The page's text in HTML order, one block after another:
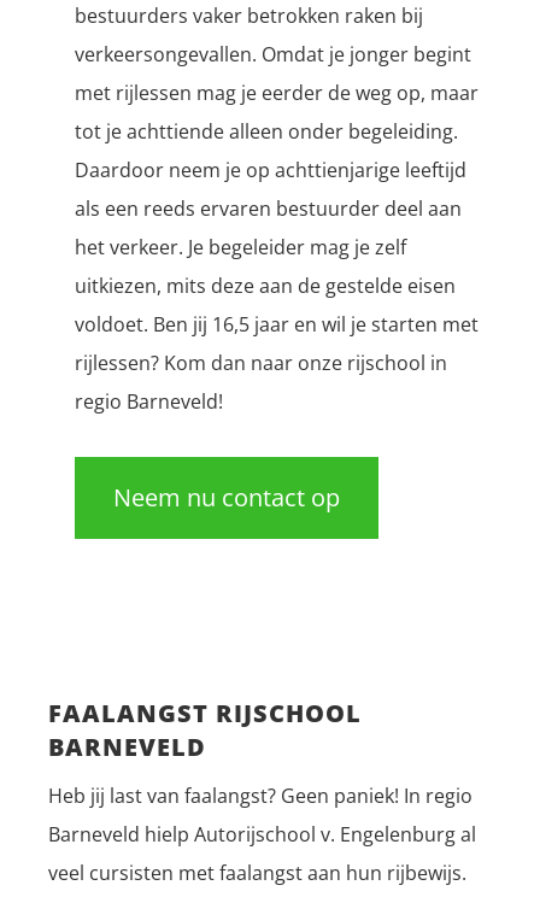
bestuurders vaker betrokken raken bij
verkeersongevallen. Omdat je jonger begint
met rijlessen mag je eerder de weg op, maar
tot je achttiende alleen onder begeleiding.
Daardoor neem je op achttienjarige leeftijd
als een reeds ervaren bestuurder deel aan
het verkeer. Je begeleider mag je zelf
uitkiezen, mits deze aan de gestelde eisen
voldoet. Ben jij 16,5 jaar en wil je starten met
rijlessen? Kom dan naar onze rijschool in
regio Barneveld!
Neem nu contact op
FAALANGST RIJSCHOOL
BARNEVELD
Heb jij last van faalangst? Geen paniek! In regio
Barneveld hielp Autorijschool v. Engelenburg al
veel cursisten met faalangst aan hun rijbewijs.